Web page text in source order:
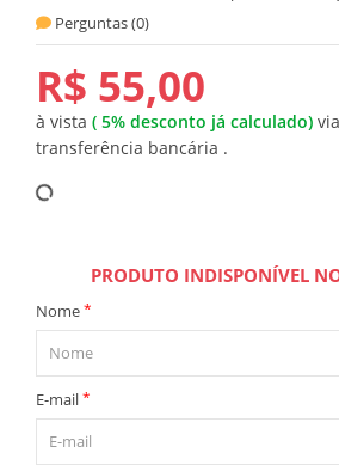
Perguntas (0)
R$ 55,00
à vista ( 5% desconto já calculado)
transferência bancária .
PRODUTO INDISPONÍVEL
Nome*
E-mail*